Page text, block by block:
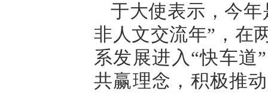
于大使表示，今
非人文交流年”，在
系发展进入“快车道
共赢理念，积极推